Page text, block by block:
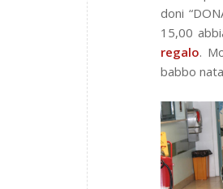
doni
15,00
regalo.
babbo